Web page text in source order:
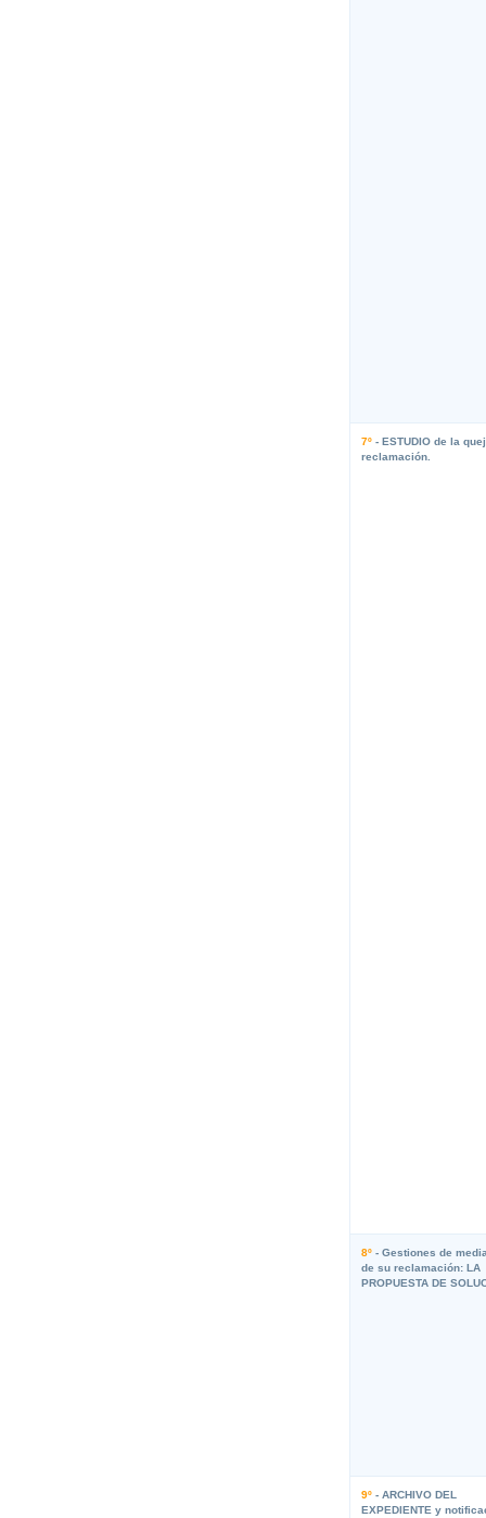
7º - ESTUDIO de la
reclamación.
8º - Gestiones de
de su reclamación: LA
PROPUESTA DE
9º - ARCHIVO DEL
EXPEDIENTE y